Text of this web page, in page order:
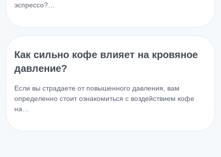
эспрессо?…
Как сильно кофе влияет на кровяное
давление?
Если вы страдаете от повышенного давления, вам
определенно стоит ознакомиться с воздействием кофе
на…